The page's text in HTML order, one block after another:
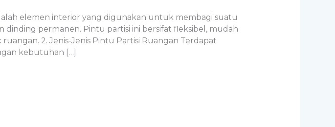
elemen interior yang digunakan untuk membagi suatu
permanen. Pintu partisi ini bersifat fleksibel, mudah
2. Jenis-Jenis Pintu Partisi Ruangan Terdapat
kebutuhan […]